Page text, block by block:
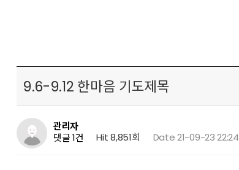
9.6-9.12 한마음 기도제목
관리자
댓글 1건
Hit 8,851회 Date 21-09-23 22:24